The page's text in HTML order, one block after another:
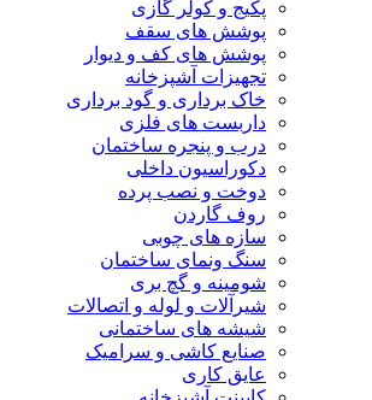
پکیج و کولر گازی
پوشش های سقف
پوشش های کف و دیوار
تجهیزات آشپزخانه
خاک برداری و گود برداری
داربست های فلزی
درب و پنجره ساختمان
دکوراسیون داخلی
دوخت و نصب پرده
روف گاردن
سازه های چوبی
سنگ ونمای ساختمان
شومینه و گچ بری
شیرآلات و لوله و اتصالات
شیشه های ساختمانی
صنایع کاشی و سرامیک
عایق کاری